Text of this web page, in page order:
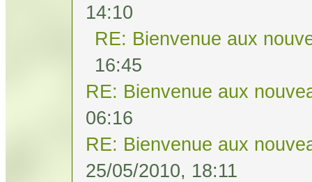
14:10
RE: Bienvenue aux
16:45
RE: Bienvenue aux
06:16
RE: Bienvenue aux
25/05/2010, 18:11